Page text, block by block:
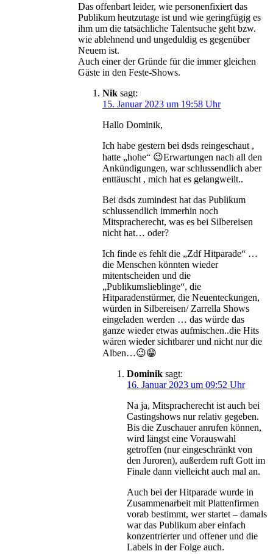
Das offenbart leider, wie personenfixiert das
Publikum heutzutage ist und wie geringfügig es
ihm um die tatsächliche Talentsuche geht bzw.
wie ablehnend und ungeduldig es gegenüber
Neuem ist.
Auch einer der Gründe für die immer gleichen
Gäste in den Feste-Shows.
Nik sagt:
15. Januar 2023 um 19:58 Uhr
Hallo Dominik,
Ich habe gestern bei dsds reingeschaut ,
hatte „hohe“ 😉Erwartungen nach all den
Ankündigungen, war schlussendlich aber
enttäuscht , mich hat es gelangweilt..
Bei dsds zumindest hat das Publikum
schlussendlich immerhin noch
Mitspracherecht, was es bei Silbereisen
nicht hat… oder?
Ich finde es fehlt die „Zdf Hitparade“ …
die Menschen könnten wieder
mitentscheiden und die
„Publikumslieblinge“, die
Hitparadenstürmer, die Neuenteckungen,
würden in Silbereisen/ Zarrella Shows
eingeladen werden … das würde das
ganze wieder etwas aufmischen..die Hits
wären wieder sichtbarer und nicht nur die
Alben…😉😁
Dominik sagt:
16. Januar 2023 um 09:52 Uhr
Na ja, Mitspracherecht ist auch bei
Castingshows nur relativ gegeben.
Bis die Zuschauer anrufen können,
wird längst eine Vorauswahl
getroffen (nur eingeschränkt von
den Juroren), außerdem ruft Gott im
Finale dann vielleicht auch mal an.
Auch bei der Hitparade wurde in
Zusammenarbeit mit Plattenfirmen
vorab bestimmt, wer startet – damals
war das Publikum aber einfach
konzentrierter und offener und die
Labels in der Folge auch.